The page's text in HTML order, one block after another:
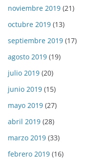
noviembre 2019 (21)
octubre 2019 (13)
septiembre 2019 (17)
agosto 2019 (19)
julio 2019 (20)
junio 2019 (15)
mayo 2019 (27)
abril 2019 (28)
marzo 2019 (33)
febrero 2019 (16)